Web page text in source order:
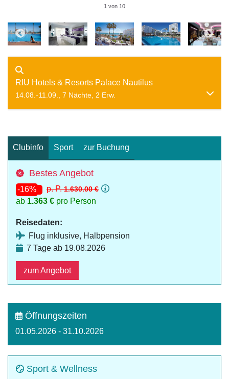
1 von 10
RIU Hotels & Resorts Palace Nautilus
14.08.-11.09., 7 Nächte, 2 Erw.
Clubinfo Sport zur Buchung
Bestes Angebot
-16% p. P.1.630.00 €
ab 1.363 € pro Person
Reisedaten:
Flug inklusive, Halbpension
7 Tage ab 19.08.2026
zum Angebot
Öffnungszeiten
01.05.2026 - 31.10.2026
Sport & Wellness